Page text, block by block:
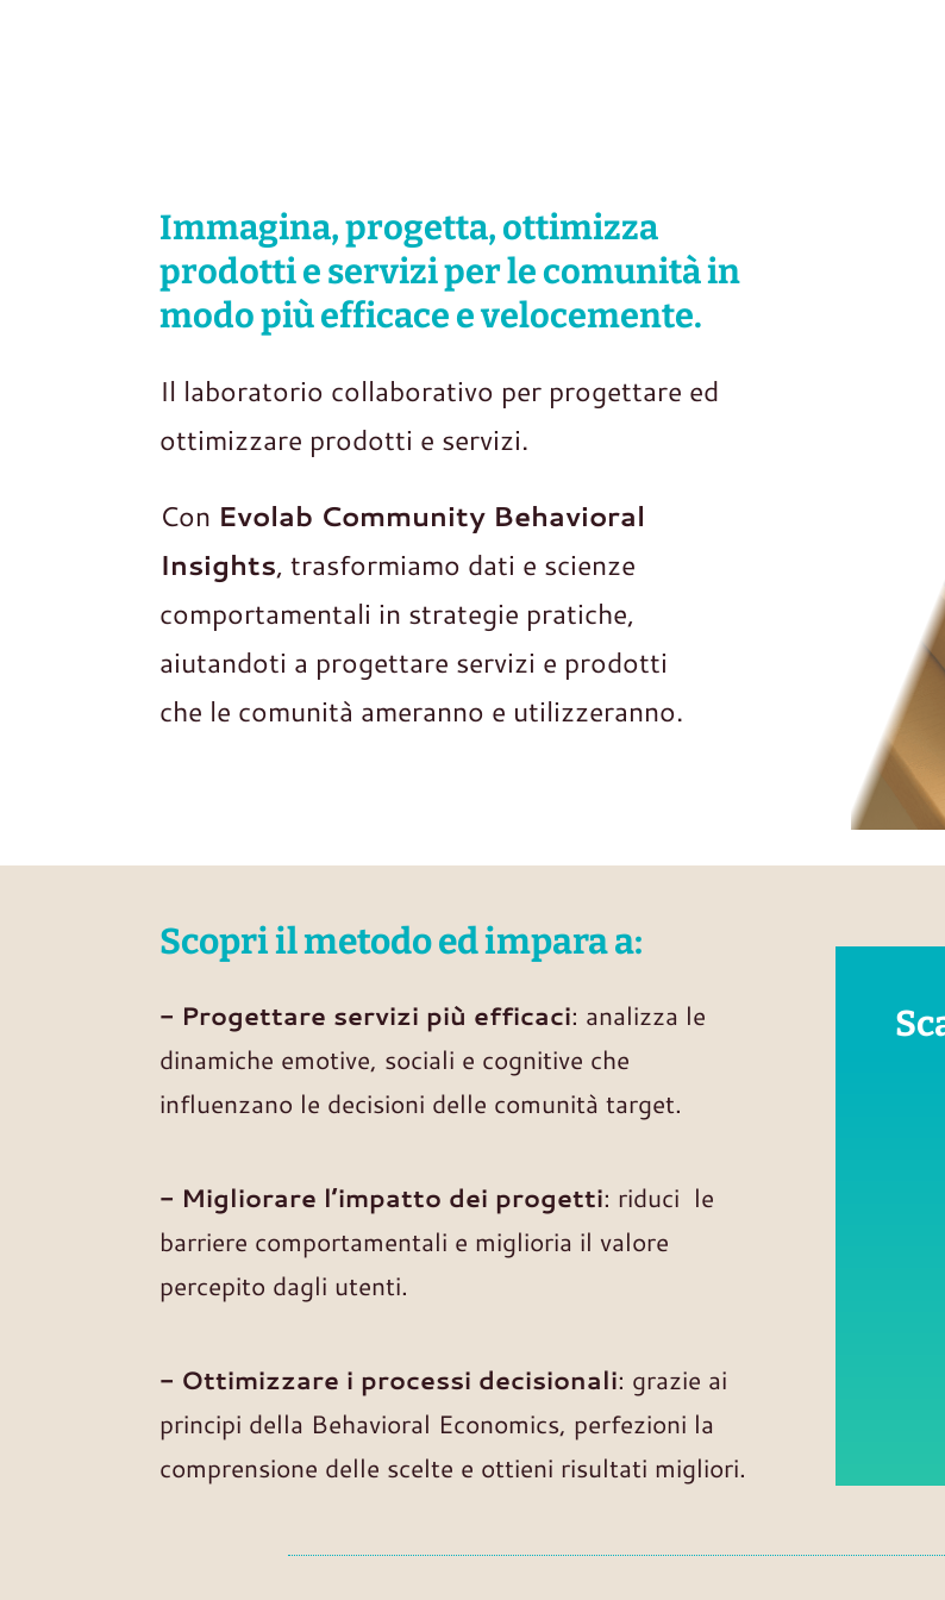
Community Behavioral
Immagina, progetta, ottimizza
prodotti e servizi per le comunità in
modo più efficace e velocemente.
Il laboratorio collaborativo per progettare ed
ottimizzare prodotti e servizi.
Con Evolab Community Behavioral
Insights, trasformiamo dati e scienze
comportamentali in strategie pratiche,
aiutandoti a progettare servizi e prodotti
che le comunità ameranno e utilizzeranno.
Scopri il metodo ed impara a:
- Progettare servizi più efficaci: analizza le
dinamiche emotive, sociali e cognitive che
influenzano le decisioni delle comunità target.
- Migliorare l’impatto dei progetti: riduci le
barriere comportamentali e miglioria il valore
percepito dagli utenti.
- Ottimizzare i processi decisionali: grazie ai
principi della Behavioral Economics, perfezioni la
comprensione delle scelte e ottieni risultati migliori.